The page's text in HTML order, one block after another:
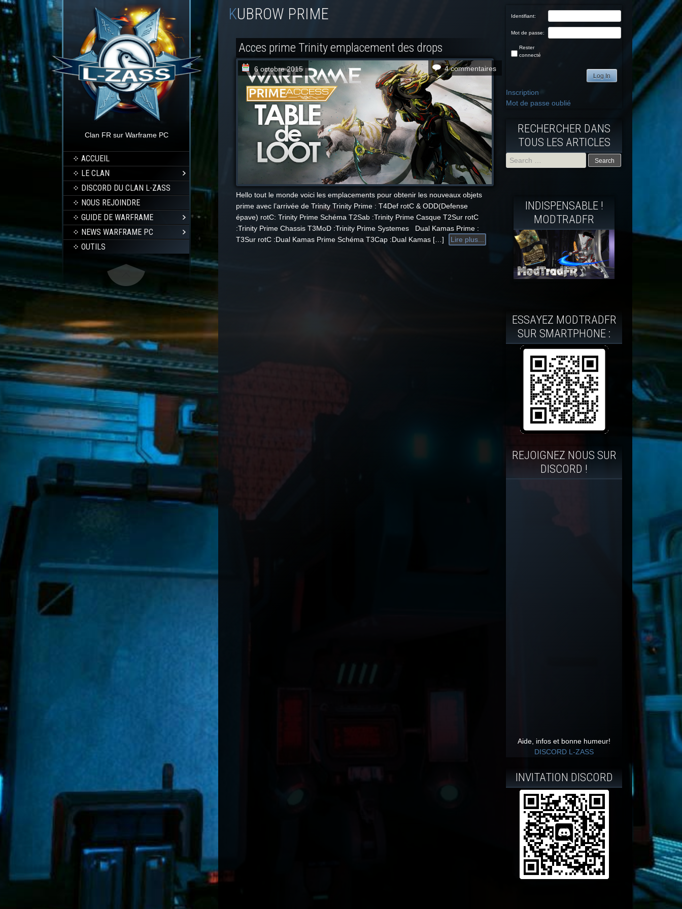
Clan FR sur Warframe PC
ACCUEIL
LE CLAN
DISCORD DU CLAN L-ZASS
NOUS REJOINDRE
GUIDE DE WARFRAME
NEWS WARFRAME PC
OUTILS
KUBROW PRIME
Acces prime Trinity emplacement des drops
6 octobre 2015 4 commentaires
Hello tout le monde voici les emplacements pour obtenir les nouveaux objets
prime avec l’arrivée de Trinity Trinity Prime : T4Def rotC & ODD(Defense
épave) rotC: Trinity Prime Schéma T2Sab :Trinity Prime Casque T2Sur rotC
:Trinity Prime Chassis T3MoD :Trinity Prime Systemes Dual Kamas Prime :
T3Sur rotC :Dual Kamas Prime Schéma T3Cap :Dual Kamas […]
Lire plus...
Identifiant:
Mot de passe:
Rester
connecté
Log In
Inscription
Mot de passe oublié
RECHERCHER DANS
TOUS LES ARTICLES
INDISPENSABLE !
MODTRADFR
ESSAYEZ MODTRADFR
SUR SMARTPHONE :
REJOIGNEZ NOUS SUR
DISCORD !
Aide, infos et bonne humeur!
DISCORD L-ZASS
INVITATION DISCORD